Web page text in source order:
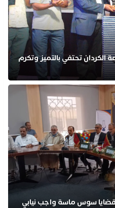
تحتفي بالتميز وتكرم
قضايا سوس ماسة واجب نيابي